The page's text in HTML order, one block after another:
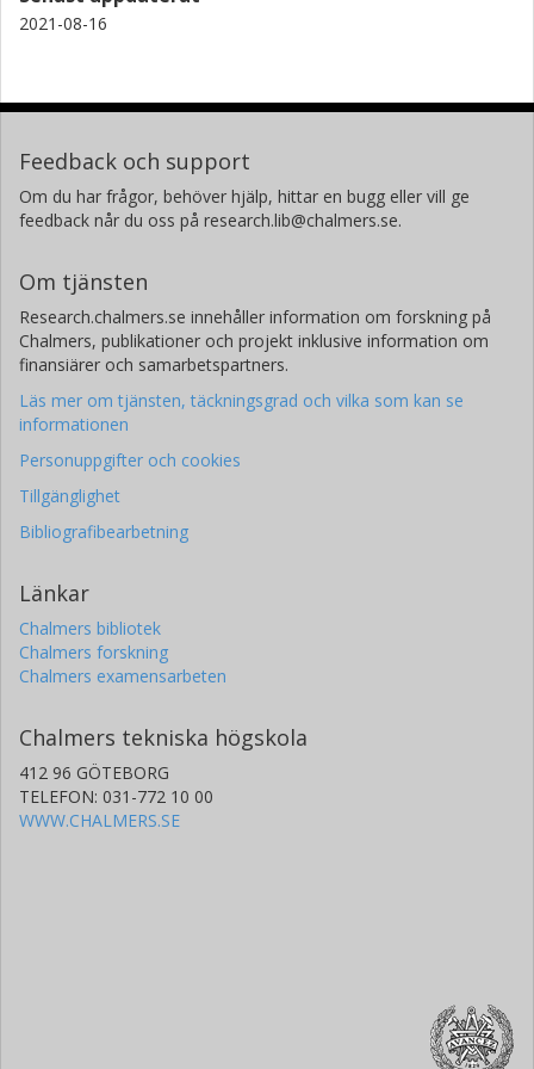
2021-08-16
Feedback och support
Om du har frågor, behöver hjälp, hittar en bugg eller vill ge
feedback når du oss på research.lib@chalmers.se.
Om tjänsten
Research.chalmers.se innehåller information om forskning på
Chalmers, publikationer och projekt inklusive information om
finansiärer och samarbetspartners.
Läs mer om tjänsten, täckningsgrad och vilka som kan se
informationen
Personuppgifter och cookies
Tillgänglighet
Bibliografibearbetning
Länkar
Chalmers bibliotek
Chalmers forskning
Chalmers examensarbeten
Chalmers tekniska högskola
412 96 GÖTEBORG
TELEFON: 031-772 10 00
WWW.CHALMERS.SE